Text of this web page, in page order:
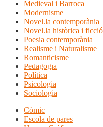
Medieval i Barroca
Modernisme
Novel.la contemporània
Novel.la històrica i ficció
Poesia contemporània
Realisme i Naturalisme
Romanticisme
Pedagogia
Política
Psicologia
Sociologia
Còmic
Escola de pares